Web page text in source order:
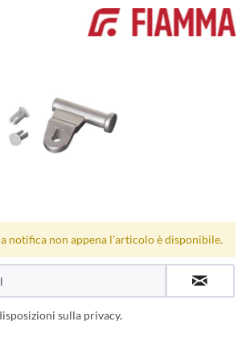
notifica non appena l'articolo è disponibile.
sulla privacy.